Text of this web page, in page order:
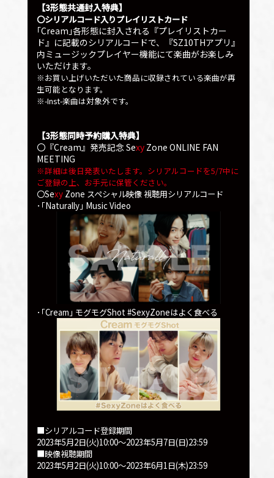
【3形態共通封入特典】
〇シリアルコード入りプレイリストカード
｢Cream｣各形態に封入される『プレイリストカー
ド』に記載のシリアルコードで、『SZ10THアプリ』
内ミュージックプレイヤー機能にて楽曲がお楽しみ
いただけます。
※お買い上げいただいた商品に収録されている楽曲が再
生可能となります。
※-Inst-楽曲は対象外です。
【3形態同時予約購入特典】
〇『Cream』発売記念 SexyZone ONLINE FAN
MEETING
※詳細は後日発表いたします。シリアルコードを5/7中に
ご登録の上、お手元に保管ください。
〇SexyZone スペシャル映像 視聴用シリアルコード
･｢Naturally｣ Music Video
･｢Cream｣ モグモグShot #SexyZoneはよく食べる
■シリアルコード登録期間
2023年5月2日(火)10:00～2023年5月7日(日)23:59
■映像視聴期間
2023年5月2日(火)10:00～2023年6月1日(木)23:59